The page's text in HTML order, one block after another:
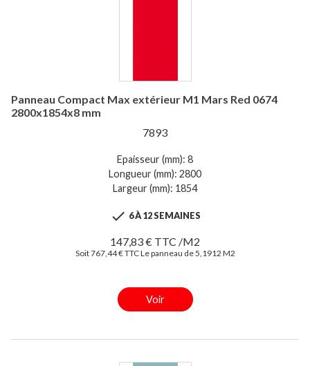
Panneau Compact Max extérieur M1 Mars Red 0674
2800x1854x8 mm
7893
Epaisseur (mm): 8
Longueur (mm): 2800
Largeur (mm): 1854
 6 À 12 SEMAINES
147,83 € TTC /M2
Soit 767,44 € TTC Le panneau de 5,1912 M2
Voir